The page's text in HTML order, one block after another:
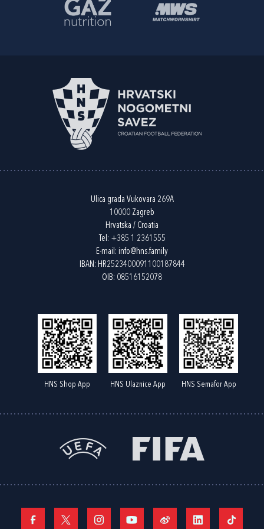
Ulica grada Vukovara 269A
10000 Zagreb
Hrvatska / Croatia
Tel: +385 1 2361555
E-mail: info@hns.family
IBAN: HR2523400091100187844
OIB: 08516152078
HNS Shop App HNS Ulaznice App HNS Semafor App